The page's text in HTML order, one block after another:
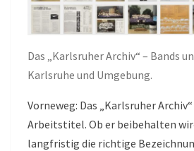
Das „Karlsruher Archiv“ – Bands
Karlsruhe und Umgebung.
Vorneweg: Das „Karlsruher
Arbeitstitel. Ob er beibehalten
langfristig die richtige